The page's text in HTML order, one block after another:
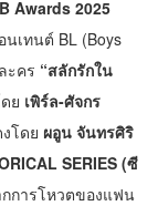
Awards 2025
เทนต์ BL (Boys
ะคร “สลักรักใน
ย เพิร์ล-ศัจกร
โดย ผอูน จันทรศิริ
SERIES (ซี
กการโหวตของแฟน